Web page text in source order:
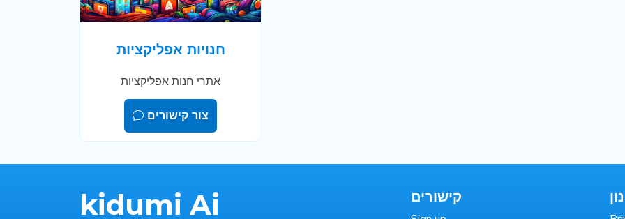
חנויות אפליקציות
אתרי חנות אפליקציות
צור קישורים
kidumi Ai קישורים